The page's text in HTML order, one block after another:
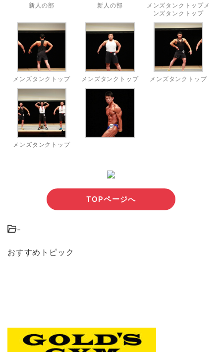
新人の部 新人の部
メンズタンクトップメ
ンズタンクトップ
メンズタンクトップ メンズタンクトップ メンズタンクトップ
メンズタンクトップ
TOPページへ
-
おすすめトピック